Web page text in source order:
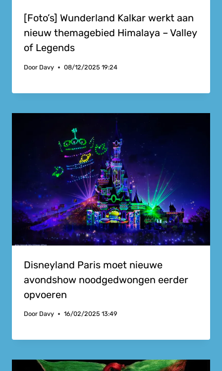
[Foto’s] Wunderland Kalkar werkt aan
nieuw themagebied Himalaya – Valley
of Legends
Door Davy 08/12/2025 19:24
Disneyland Paris moet nieuwe
avondshow noodgedwongen eerder
opvoeren
Door Davy 16/02/2025 13:49